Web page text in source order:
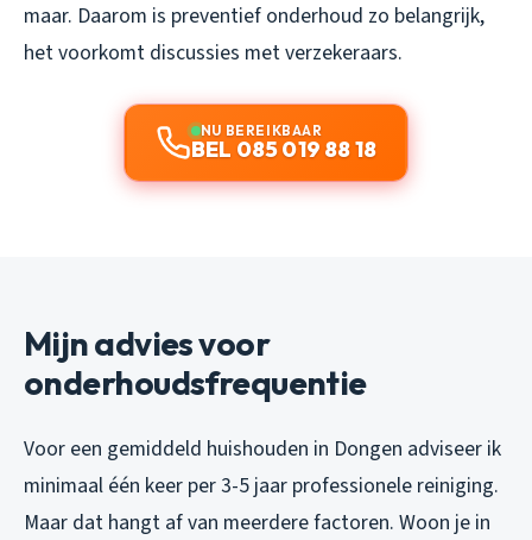
maar. Daarom is preventief onderhoud zo belangrijk,
het voorkomt discussies met verzekeraars.
NU BEREIKBAAR
BEL 085 019 88 18
Mijn advies voor
onderhoudsfrequentie
Voor een gemiddeld huishouden in Dongen adviseer ik
minimaal één keer per 3-5 jaar professionele reiniging.
Maar dat hangt af van meerdere factoren. Woon je in